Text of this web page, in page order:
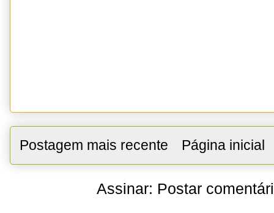
Postagem mais recente Página inicial
Assinar: Postar